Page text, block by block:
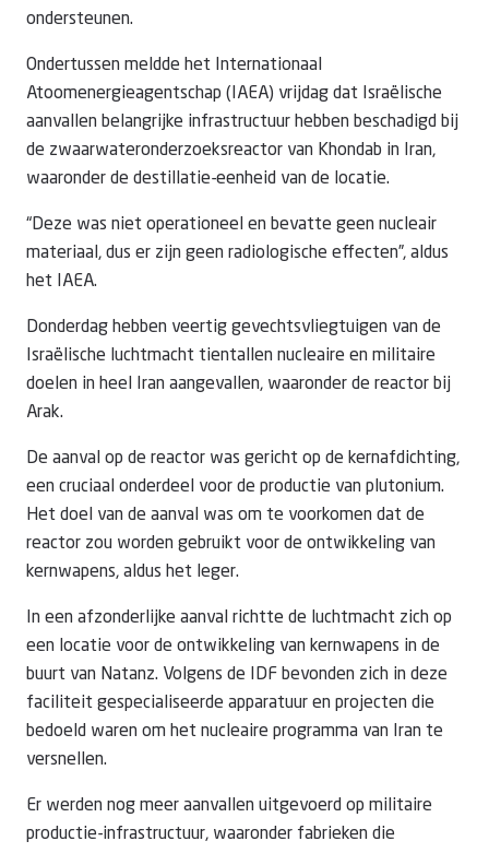
ondersteunen.
Ondertussen meldde het Internationaal
Atoomenergieagentschap (IAEA) vrijdag dat Israëlische
aanvallen belangrijke infrastructuur hebben beschadigd bij
de zwaarwateronderzoeksreactor van Khondab in Iran,
waaronder de destillatie-eenheid van de locatie.
“Deze was niet operationeel en bevatte geen nucleair
materiaal, dus er zijn geen radiologische effecten”, aldus
het IAEA.
Donderdag hebben veertig gevechtsvliegtuigen van de
Israëlische luchtmacht tientallen nucleaire en militaire
doelen in heel Iran aangevallen, waaronder de reactor bij
Arak.
De aanval op de reactor was gericht op de kernafdichting,
een cruciaal onderdeel voor de productie van plutonium.
Het doel van de aanval was om te voorkomen dat de
reactor zou worden gebruikt voor de ontwikkeling van
kernwapens, aldus het leger.
In een afzonderlijke aanval richtte de luchtmacht zich op
een locatie voor de ontwikkeling van kernwapens in de
buurt van Natanz. Volgens de IDF bevonden zich in deze
faciliteit gespecialiseerde apparatuur en projecten die
bedoeld waren om het nucleaire programma van Iran te
versnellen.
Er werden nog meer aanvallen uitgevoerd op militaire
productie-infrastructuur, waaronder fabrieken die